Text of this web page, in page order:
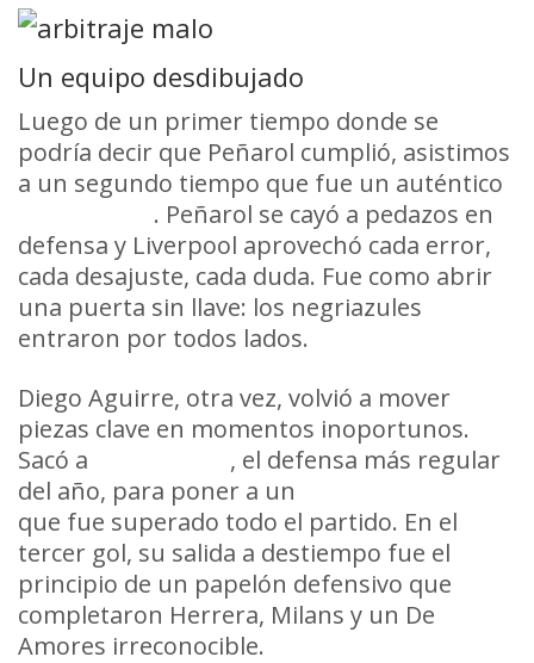
Un equipo desdibujado
Luego de un primer tiempo donde se
podría decir que Peñarol cumplió, asistimos
a un segundo tiempo que fue un auténtico
. Peñarol se cayó a pedazos en
defensa y Liverpool aprovechó cada error,
cada desajuste, cada duda. Fue como abrir
una puerta sin llave: los negriazules
entraron por todos lados.
Diego Aguirre, otra vez, volvió a mover
piezas clave en momentos inoportunos.
Sacó a
, el defensa más regular
del año, para poner a un
que fue superado todo el partido. En el
tercer gol, su salida a destiempo fue el
principio de un papelón defensivo que
completaron Herrera, Milans y un De
Amores irreconocible.